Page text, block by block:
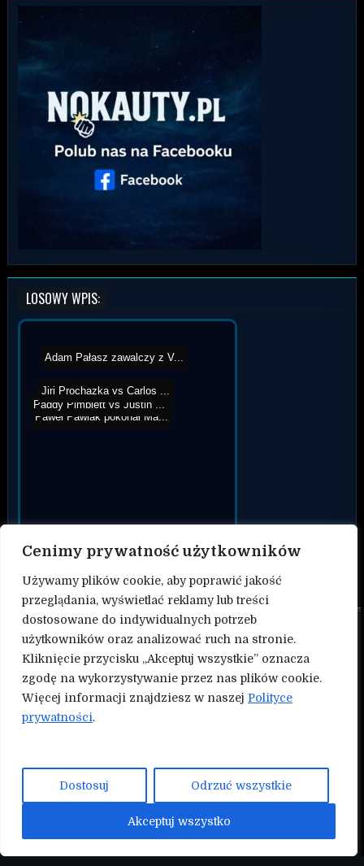
Cenimy prywatność użytkowników
Używamy plików cookie, aby poprawić jakość
przeglądania, wyświetlać reklamy lub treści
dostosowane do indywidualnych potrzeb
użytkowników oraz analizować ruch na stronie.
Kliknięcie przycisku „Akceptuj wszystkie” oznacza
zgodę na wykorzystywanie przez nas plików cookie.
Więcej informacji znajdziesz w naszej Polityce
prywatności.
Dostosuj Odrzuć wszystkie
Akceptuj wszystko
LOSOWY WPIS:
Paweł Pawlak pokonał Ma...
Paddy Pimblett vs Justin ...
Adam Pałasz zawalczy z V...
Jiri Prochazka vs Carlos ...
Polityka prywatności